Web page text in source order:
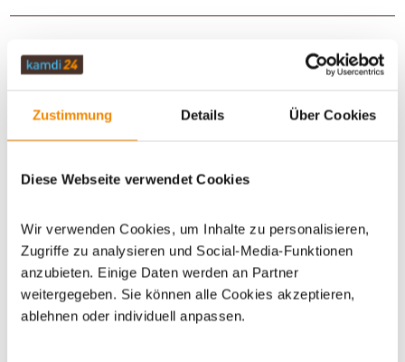
Zustimmung Details Über Cookies
Diese Webseite verwendet Cookies
Wir verwenden Cookies, um Inhalte zu personalisieren,
Zugriffe zu analysieren und Social-Media-Funktionen
anzubieten. Einige Daten werden an Partner
weitergegeben. Sie können alle Cookies akzeptieren,
ablehnen oder individuell anpassen.
WICHTIGE INFOS
Dieses Produkt finden Sie unter:Grillzubehör